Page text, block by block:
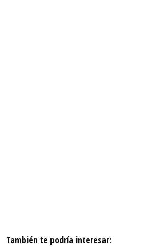
También te podría interesar: